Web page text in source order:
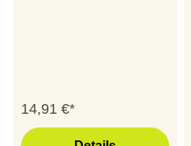
14,91 €*